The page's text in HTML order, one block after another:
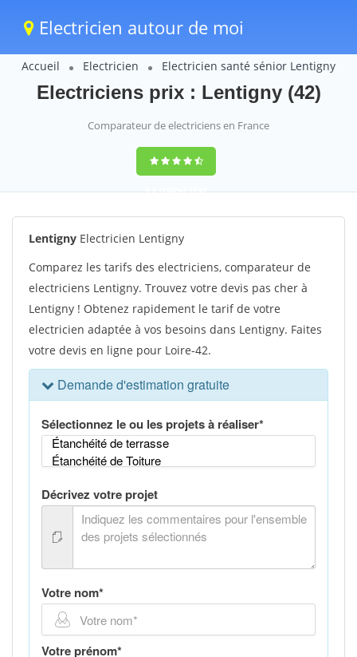
Electricien autour de moi
Accueil Electricien Electricien santé sénior Lentigny
Electriciens prix : Lentigny (42)
Comparateur de electriciens en France
9,2(100%)1242
votes
Lentigny Electricien Lentigny
Comparez les tarifs des electriciens, comparateur de
electriciens Lentigny. Trouvez votre devis pas cher à
Lentigny ! Obtenez rapidement le tarif de votre
electricien adaptée à vos besoins dans Lentigny. Faites
votre devis en ligne pour Loire-42.